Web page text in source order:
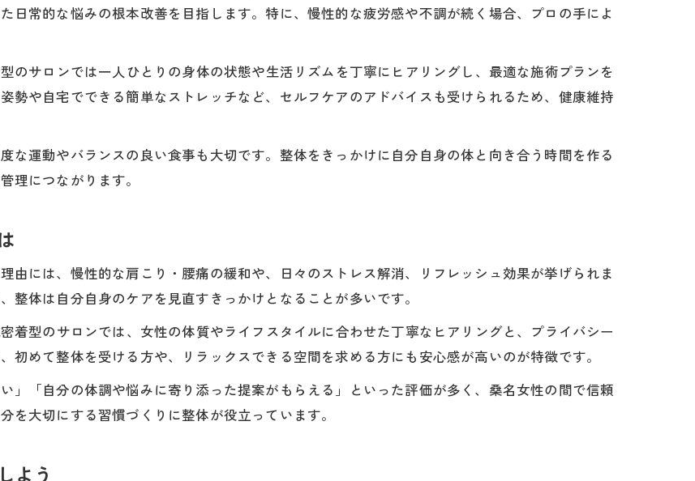
桑名市で整体を活用しリフレッシュする方法
整体が忙しい女性の心身の負担を軽減する理由
桑名市大山田の整体が支持される女性視点の魅力
整体が子育てや仕事に役立つポイントを紹介
働く女性が整体を選ぶメリットと実感の声
整体による骨盤調整が健康寿命を延ばす秘訣
整体で若見えも叶う姿勢のポイントを解説
整体で始める桑名市片町女性の自分ケア習慣
日常的な悩みの根本改善を目指します。特に、慢性的な疲労感や不調が続く場合、プロの手によ
のサロンでは一人ひとりの身体の状態や生活リズムを丁寧にヒアリングし、最適な施術プランを
勢や自宅でできる簡単なストレッチなど、セルフケアのアドバイスも受けられるため、健康維持
な運動やバランスの良い食事も大切です。整体をきっかけに自分自身の体と向き合う時間を作る
理につながります。
由には、慢性的な肩こり・腰痛の緩和や、日々のストレス解消、リフレッシュ効果が挙げられま
体は自分自身のケアを見直すきっかけとなることが多いです。
着型のサロンでは、女性の体質やライフスタイルに合わせた丁寧なヒアリングと、プライバシー
初めて整体を受ける方や、リラックスできる空間を求める方にも安心感が高いのが特徴です。
」「自分の体調や悩みに寄り添った提案がもらえる」といった評価が多く、桑名女性の間で信頼
大切にする習慣づくりに整体が役立っています。
よう